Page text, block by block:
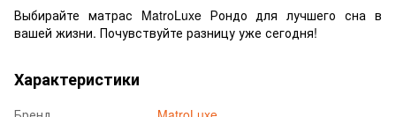
Выбирайте матрас MatroLuxe Рондо для лучшего сна в
вашей жизни. Почувствуйте разницу уже сегодня!
Характеристики